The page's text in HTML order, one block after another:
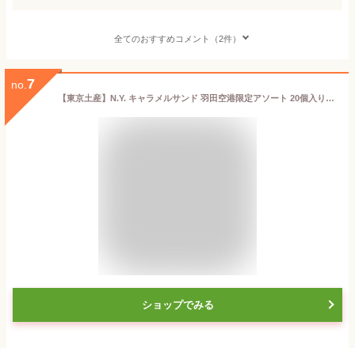
全てのおすすめコメント（2件）
no. 7
【東京土産】N.Y. キャラメルサンド 羽田空港限定アソート 20個入り（キャラメルサンド10個、羽田空港限定フレイバー ワインキャラメルサンド10個）
ショップでみる